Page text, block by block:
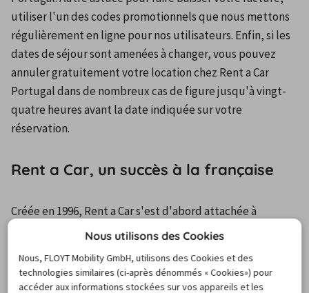
utiliser l'un des codes promotionnels que nous mettons
régulièrement en ligne pour nos utilisateurs. Enfin, si les
dates de séjour sont amenées à changer, vous pouvez
annuler gratuitement votre location chez Rent a Car
Portugal dans de nombreux cas de figure jusqu'à vingt-
quatre heures avant la date indiquée sur votre
réservation.
Rent a Car, un succès à la française
Créée en 1996, Rent a Car s'est d'abord attachée à
densifier son réseau d'agences en France avant de se
la notion de proximité et de facilité avec son slogan
"Louez au meilleur prix, près de chez vous".
Nous utilisons des Cookies
Nous, FLOYT Mobility GmbH, utilisons des Cookies et des
technologies similaires (ci-après dénommés « Cookies») pour
accéder aux informations stockées sur vos appareils et les